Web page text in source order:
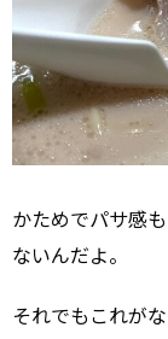
かためでパサ感
ないんだよ。
それでもこれが